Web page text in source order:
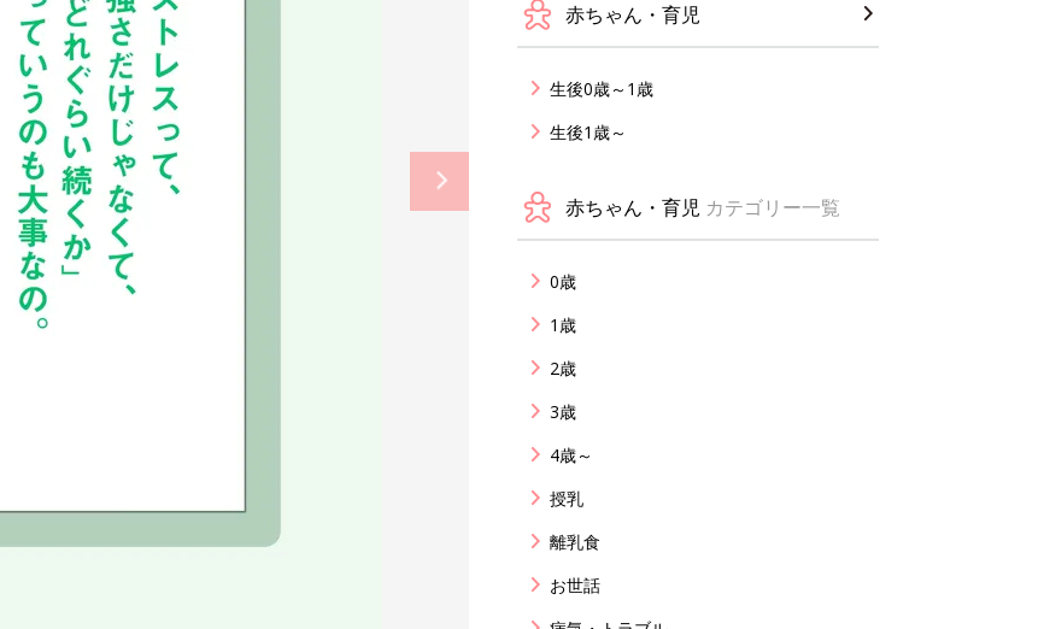
赤ちゃん・育児
生後0歳～1歳
生後1歳～
赤ちゃん・育児 カテゴリー一覧
0歳
1歳
2歳
3歳
4歳～
授乳
離乳食
お世話